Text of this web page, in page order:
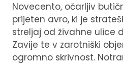
Novecento, očarljiv
prijeten avro, ki je
streljaj od živahne ulice
Zavije te v zarotniški
ogromno skrivnost.